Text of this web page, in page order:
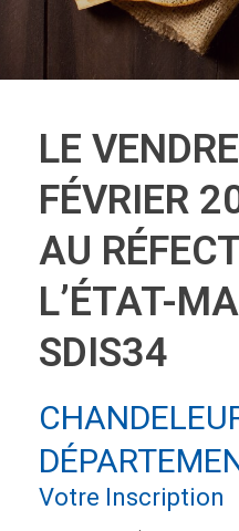
LE
FÉVRIER
AU
L’ÉTAT-
SDIS34
Votre Inscription